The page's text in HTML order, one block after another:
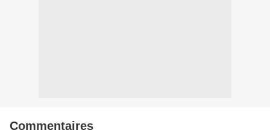
Commentaires